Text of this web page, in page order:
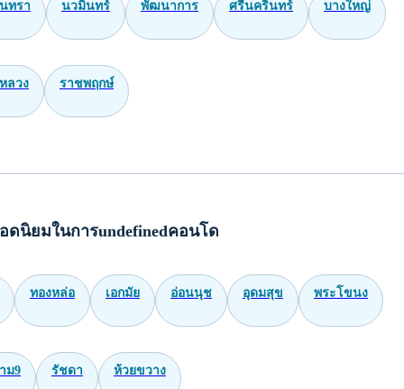
ทรา นวมินทร์ พัฒนาการ ศรีนครินทร์ บางใหญ่
ลวง ราชพฤกษ์
ดนิยมในการundefinedคอนโด
ทองหล่อ เอกมัย อ่อนนุช อุดมสุข พระโขนง
ม9 รัชดา ห้วยขวาง